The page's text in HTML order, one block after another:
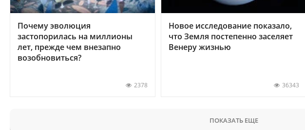
Почему эволюция
застопорилась на миллионы
лет, прежде чем внезапно
возобновиться?
2378
Новое исследование показало,
что Земля постепенно заселяет
Венеру жизнью
36343
ПОКАЗАТЬ ЕЩЕ